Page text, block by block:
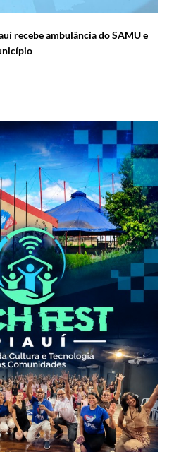
recebe ambulância do SAMU e